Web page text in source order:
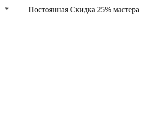
* Постоянная Скидка 25%